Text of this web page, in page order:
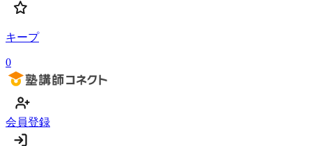
キープ
0
会員登録